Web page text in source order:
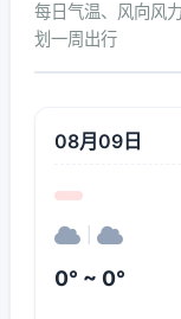
每日气温、风向风
划一周出行
08月09日
0° ~ 0°